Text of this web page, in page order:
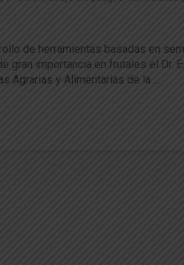
de herramientas basadas en
gran importancia en frutales el
Agrarias y Alimentarias de la …